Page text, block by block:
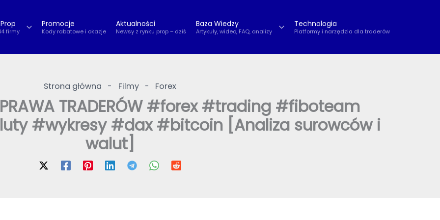
firmy
Promocje
Kody rabatowe i okazje
Aktualności
Newsy z rynku prop – dziś
Baza Wiedzy
Artykuły, wideo, FAQ, analizy
Technologia
Platformy i narzędzia dla traderów
Strona główna - Filmy - Forex
TRADERÓW #forex #trading #fiboteam
#wykresy #dax #bitcoin [Analiza surowców i
walut]